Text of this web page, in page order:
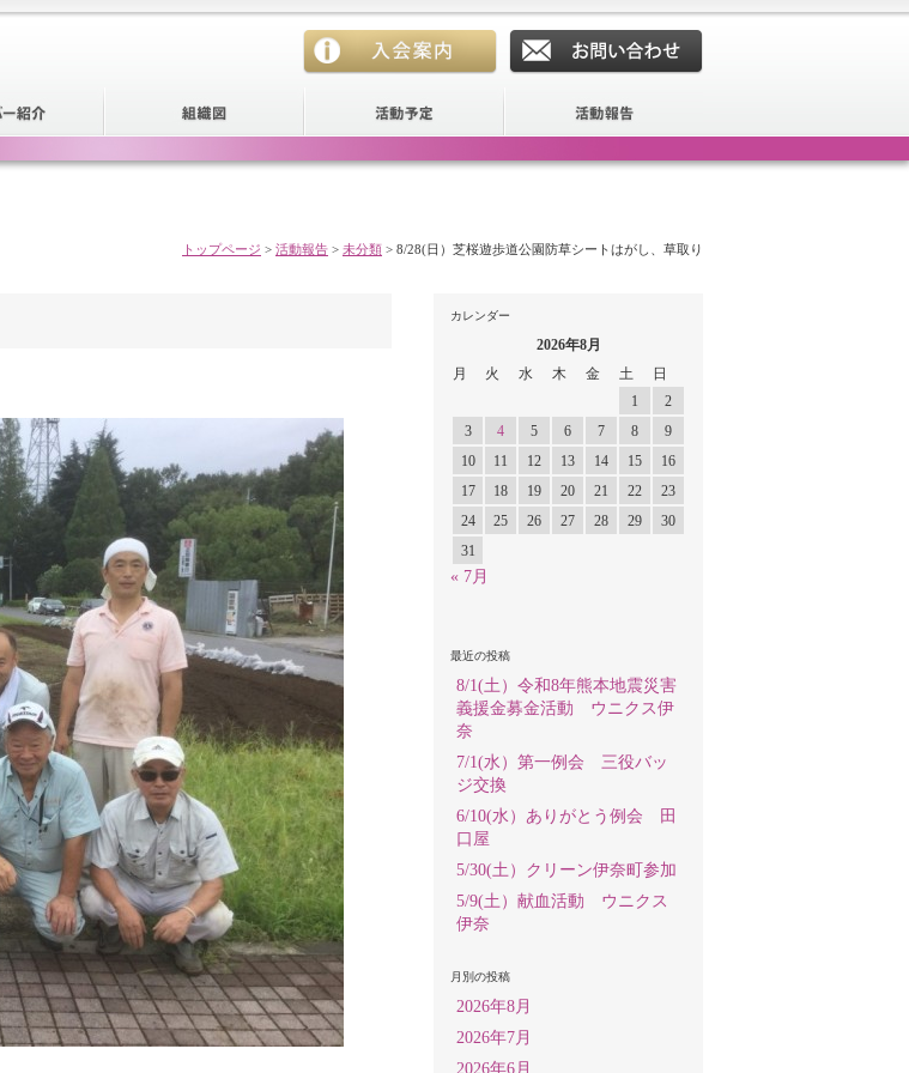
トップページ > 活動報告 > 未分類 > 8/28(日）芝桜遊歩道公園防草シートはがし、草取り
カレンダー
2026年8月
月
火 水 木 金 土
日
1
2
3
4 5 6 7 8
9
10
11 12 13 14 15
16
17
18 19 20 21 22
23
24
25 26 27 28 29
30
31
« 7月
最近の投稿
8/1(土）令和8年熊本地震災害
義援金募金活動 ウニクス伊
奈
7/1(水）第一例会 三役バッ
ジ交換
6/10(水）ありがとう例会 田
口屋
5/30(土）クリーン伊奈町参加
5/9(土）献血活動 ウニクス
伊奈
月別の投稿
2026年8月
2026年7月
2026年6月